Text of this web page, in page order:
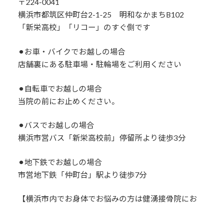
〒224-0041
横浜市都筑区仲町台2-1-25 明和なかまちB102
「新栄高校」「リコー」のすぐ側です
⚫︎お車・バイクでお越しの場合
店舗裏にある駐車場・駐輪場をご利用ください
⚫︎自転車でお越しの場合
当院の前にお止めください。
⚫︎バスでお越しの場合
横浜市営バス「新栄高校前」停留所より徒歩3分
⚫︎地下鉄でお越しの場合
市営地下鉄「仲町台」駅より徒歩7分
【横浜市内でお身体でお悩みの方は健湧接骨院にお